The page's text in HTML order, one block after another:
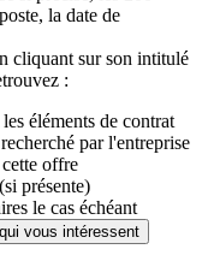
la date de
cliquant sur son intitulé
:
éléments de contrat
par l'entreprise
offre
présente)
le cas échéant
vous intéressent